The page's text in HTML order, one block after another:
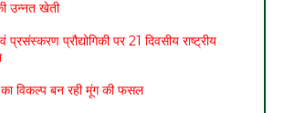
प्रौद्योगिकी पर 21 दिवसीय राष्ट्रीय
विकल्प बन रही मूंग की फसल
कृषि सम्बंधित प्रमुख प्रावधान